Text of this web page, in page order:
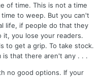
of time. This is not a time
to weep. But you can't
life, if people do that they
you lose your readers.
to get a grip. To take stock.
is that there aren't any . . .
no good options. If your